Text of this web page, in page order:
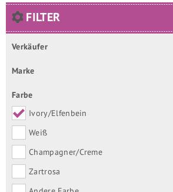
FILTER
Verkäufer
Marke
Farbe
Ivory/Elfenbein
Weiß
Champagner/Creme
Zartrosa